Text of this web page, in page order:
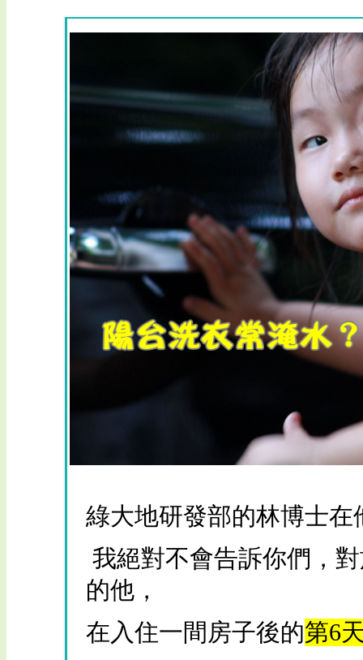
綠大地研發部的林博士
我絕對不會告訴你們，
的他，
在入住一間房子後的第6